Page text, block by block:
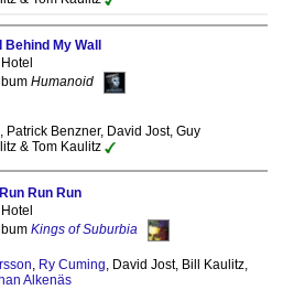
Behind My Wall
Humanoid
Patrick Benzner, David Jost, Guy
& Tom Kaulitz
Run Run Run
Kings of Suburbia
, Ry Cuming, David Jost, Bill Kaulitz,
Alkenäs